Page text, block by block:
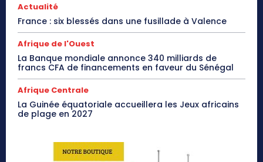
Actualité
France : six blessés dans une fusillade à Valence
Afrique de l'Ouest
La Banque mondiale annonce 340 milliards de
francs CFA de financements en faveur du Sénégal
Afrique Centrale
La Guinée équatoriale accueillera les Jeux africains
de plage en 2027